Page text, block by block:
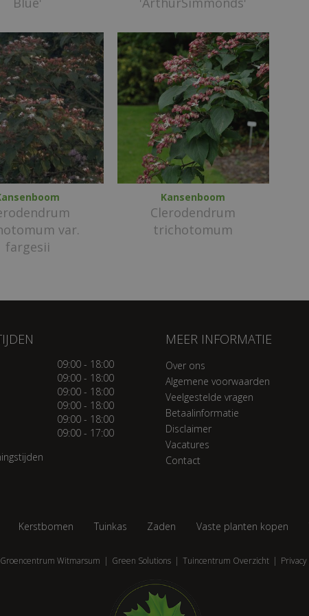
var.
fargesii
Kansenboom
Clerodendrum
trichotomum
09:00 - 18:00
09:00 - 18:00
09:00 - 18:00
09:00 - 18:00
09:00 - 18:00
09:00 - 17:00
MEER INFORMATIE
Over ons
Algemene voorwaarden
Veelgestelde vragen
Betaalinformatie
Disclaimer
Vacatures
Contact
Kerstbomen Tuinkas Zaden Vaste planten kopen
Witmarsum Green Solutions Tuincentrum Overzicht Privacy